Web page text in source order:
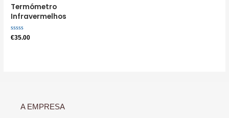
Termómetro
Infravermelhos
Avaliação
€35.00
A EMPRESA